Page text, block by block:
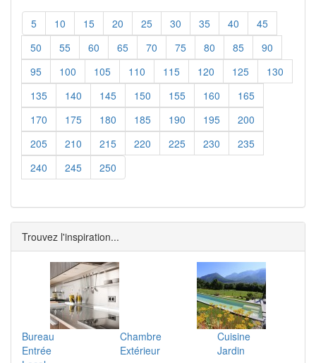
5 10 15 20 25 30 35 40
45
50
55 60 65 70 75 80 85
90
95
100 105 110 115 120 125
130
135
140 145 150 155 160
165
170
175 180 185 190 195
200
205
210 215 220 225 230
235
240
245 250
Trouvez l'inspiration...
Bureau Chambre
Cuisine
Entrée
Extérieur
Jardin